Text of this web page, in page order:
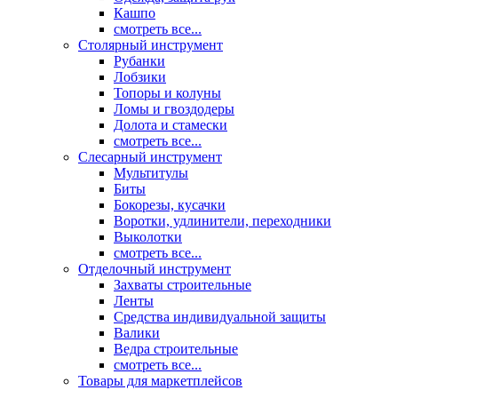
Кашпо
смотреть все...
Столярный инструмент
Рубанки
Лобзики
Топоры и колуны
Ломы и гвоздодеры
Долота и стамески
смотреть все...
Слесарный инструмент
Мультитулы
Биты
Бокорезы, кусачки
Воротки, удлинители, переходники
Выколотки
смотреть все...
Отделочный инструмент
Захваты строительные
Ленты
Средства индивидуальной защиты
Валики
Ведра строительные
смотреть все...
Товары для маркетплейсов